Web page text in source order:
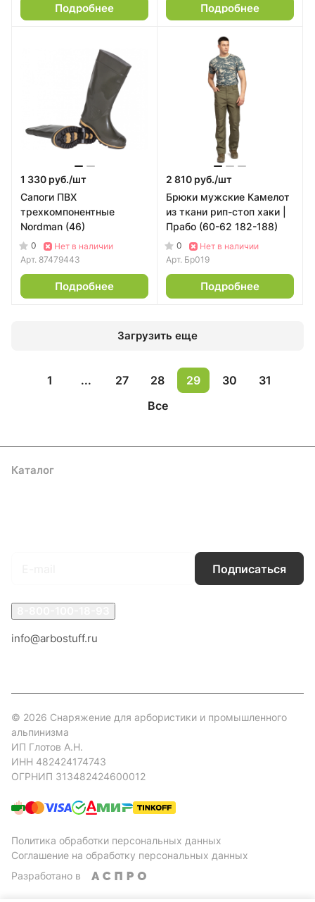
Подробнее Подробнее
1 330 руб./шт
Сапоги ПВХ
трехкомпонентные
Nordman (46)
0
Нет в наличии
Арт. 87479443
Подробнее
2 810 руб./шт
Брюки мужские Камелот
из ткани рип-стоп хаки |
Прабо (60-62 182-188)
0
Нет в наличии
Арт. Бр019
Подробнее
Загрузить еще
1 ... 27 28 29 30
31
Все
Каталог
Подписаться
info@arbostuff.ru
© 2026 Снаряжение для арбористики и промышленного
альпинизма
ИП Глотов А.Н.
ИНН 482424174743
ОГРНИП 313482424600012
Политика обработки персональных данных
Соглашение на обработку персональных данных
Разработано в